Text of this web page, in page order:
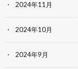
2024年11月
2024年10月
2024年9月